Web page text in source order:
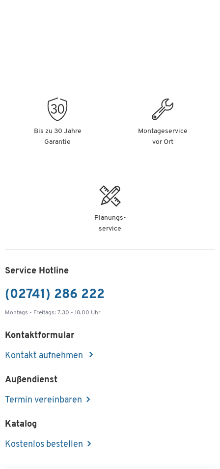
Bis zu 30 Jahre
Garantie
Montageservice
vor Ort
Planungs-
service
Service Hotline
(02741) 286 222
Montags - Freitags: 7.30 - 18.00 Uhr
Kontaktformular
Kontakt aufnehmen
Außendienst
Termin vereinbaren
Katalog
Kostenlos bestellen